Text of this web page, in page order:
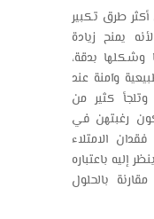
أكثر طرق تكبير
يمنح زيادة
بدقة،
وآمنة عند
كثير من
رغبتهن في
الامتلاء
إليه باعتباره
بالحلول